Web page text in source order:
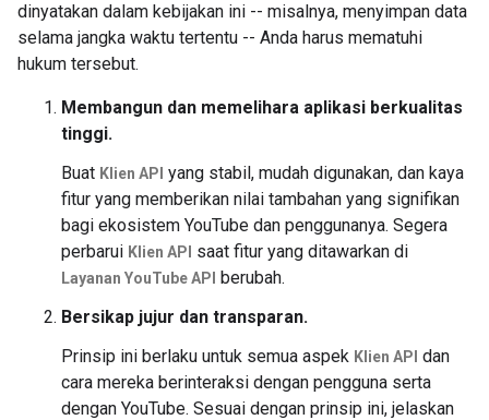
dinyatakan dalam kebijakan ini -- misalnya, menyimpan data
selama jangka waktu tertentu -- Anda harus mematuhi
hukum tersebut.
Membangun dan memelihara aplikasi berkualitas
tinggi.
Buat Klien API yang stabil, mudah digunakan, dan kaya
fitur yang memberikan nilai tambahan yang signifikan
bagi ekosistem YouTube dan penggunanya. Segera
perbarui Klien API saat fitur yang ditawarkan di
Layanan YouTube API berubah.
Bersikap jujur dan transparan.
Prinsip ini berlaku untuk semua aspek Klien API dan
cara mereka berinteraksi dengan pengguna serta
dengan YouTube. Sesuai dengan prinsip ini, jelaskan